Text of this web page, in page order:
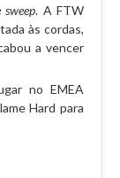
regular!
sweep. A FTW
às cordas,
a vencer
no EMEA
Hard para